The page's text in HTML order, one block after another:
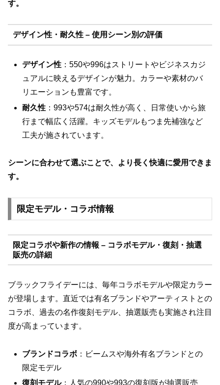
す。
デザイン性・耐久性 – 使用シーン別の評価
デザイン性 ：550や996はストリートやビジネスカジ
ュアルに映えるデザインが魅力。カラーや素材のバ
リエーションも豊富です。
耐久性 ：993や574は耐久性が高く、日常使いから旅
行まで幅広く活躍。キッズモデルもつま先補強など
工夫が施されています。
シーンに合わせて選ぶことで、より長く快適に愛用できま
す。
限定モデル・コラボ情報
限定コラボや新作の情報 – コラボモデル・復刻・抽選
販売の詳細
ブラックフライデーには、毎年コラボモデルや限定カラー
が登場します。直近では有名ブランドやアーティストとの
コラボ、過去の名作復刻モデル、抽選販売も実施され注目
度が高まっています。
ブランドコラボ ：ビームスや海外有名ブランドとの
限定モデル
復刻モデル：人気の990や993の復刻版が抽選販売